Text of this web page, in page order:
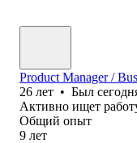
Product Manager /
26 лет • Был
Активно ищет
Общий опыт
9 лет